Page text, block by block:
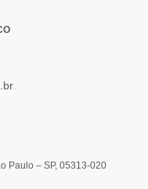
Paulo – SP, 05313-020